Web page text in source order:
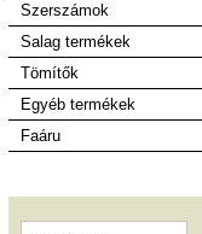
Szerszámok
Salag termékek
Tömítők
Egyéb termékek
Faáru